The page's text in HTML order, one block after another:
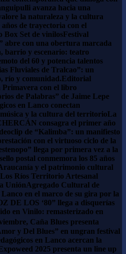
avanza hacia una
la naturaleza y la cultura
de trayectoria con el
Box Set de vinilosFestival
abre con una obertura marcada
barrio y escenario: teatro
del 60 y potencia talentos
Fluviales de Tralcao”: un
río y comunidad.Editorial
Primavera con el libro
de Palabras” de Jaime Lepe
en Lanco conectan
música y la cultura del territorioLa
consagra el primer año
de “Kalimba”: un manifiesto
con el virtuoso ciclo de la
llega por primera vez a la
postal conmemora los 85 años
y el patrimonio cultural
Ríos Territorio Artesanal
UniónAgregado Cultural de
en el marco de su gira por la
DE LOS ‘80” llega a disquerías
en Vinilo: remasterizado en
Caña Blues presenta
y Del Blues” en ungran festival
en Lanco acercan la
2025 presenta un line up